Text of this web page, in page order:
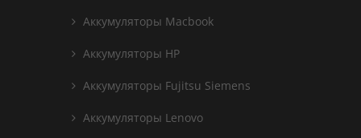
Аккумуляторы Macbook
Аккумуляторы HP
Аккумуляторы Fujitsu Siemens
Аккумуляторы Lenovo